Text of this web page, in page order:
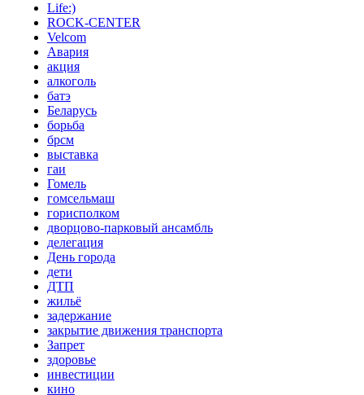
Life:)
ROCK-CENTER
Velcom
Авария
акция
алкоголь
батэ
Беларусь
борьба
брсм
выставка
гаи
Гомель
гомсельмаш
горисполком
дворцово-парковый ансамбль
делегация
День города
дети
ДТП
жильё
задержание
закрытие движения транспорта
Запрет
здоровье
инвестиции
кино